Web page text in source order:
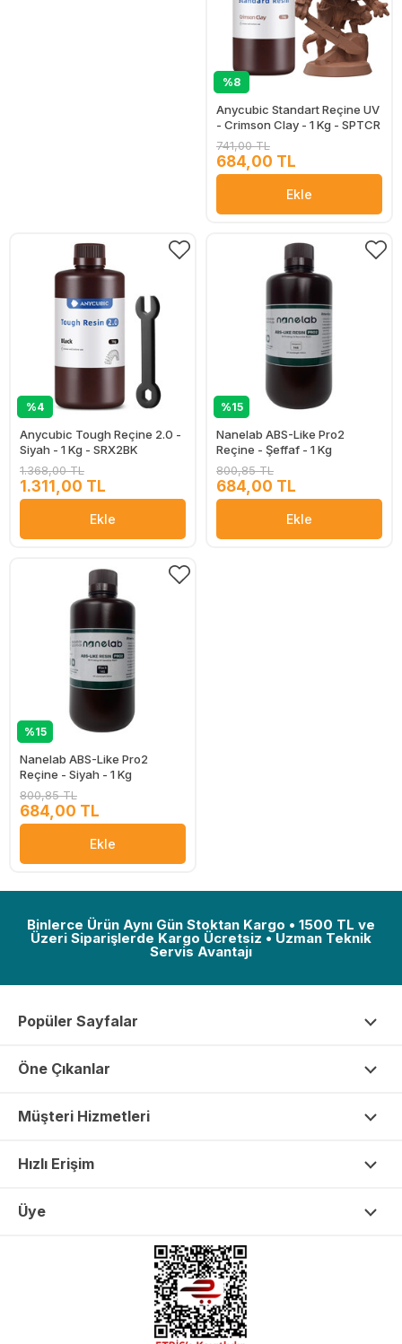
%8
Anycubic Standart Reçine UV
- Crimson Clay - 1 Kg - SPTCR
741,00 TL
684,00 TL
Ekle
%4
Anycubic Tough Reçine 2.0 -
Siyah - 1 Kg - SRX2BK
1.368,00 TL
1.311,00 TL
Ekle
%15
Nanelab ABS-Like Pro2
Reçine - Şeffaf - 1 Kg
800,85 TL
684,00 TL
Ekle
%15
Nanelab ABS-Like Pro2
Reçine - Siyah - 1 Kg
800,85 TL
684,00 TL
Ekle
Binlerce Ürün Aynı Gün Stoktan Kargo • 1500 TL ve
Üzeri Siparişlerde Kargo Ücretsiz • Uzman Teknik
Servis Avantajı
Popüler Sayfalar
Öne Çıkanlar
Müşteri Hizmetleri
Hızlı Erişim
Üye